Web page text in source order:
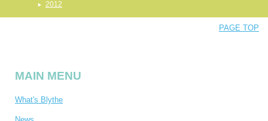
2012
PAGE TOP
MAIN MENU
What's Blythe